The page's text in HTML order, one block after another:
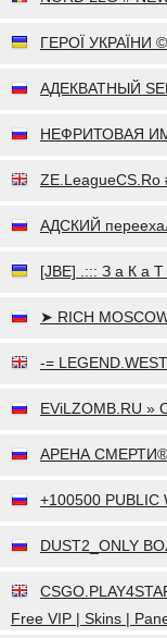
ГЕРОЇ УКРАЇНИ
АДЕКВАТНЫЙ
НЕФРИТОВАЯ
ZE.LeagueCS.Ro
АДСКИЙ
[JBE] .::: З а К а
➤ RICH
-=
EViLZOMB.RU »
АРЕНА
+100500 PUBLIC
DUST2_ONLY
Free VIP | Skins |